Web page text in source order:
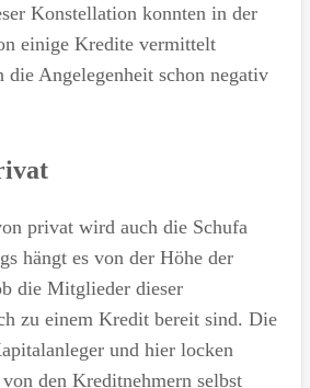
Konstellation konnten in der
einige Kredite vermittelt
die Angelegenheit schon negativ
privat wird auch die Schufa
hängt es von der Höhe der
die Mitglieder dieser
zu einem Kredit bereit sind. Die
und hier locken
den Kreditnehmern selbst